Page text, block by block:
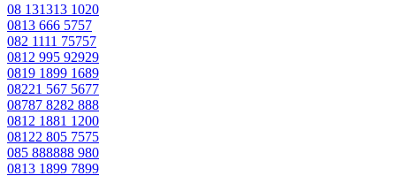
08 131313 1020
0813 666 5757
082 1111 75757
0812 995 92929
0819 1899 1689
08221 567 5677
08787 8282 888
0812 1881 1200
08122 805 7575
085 888888 980
0813 1899 7899